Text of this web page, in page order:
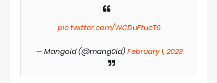
pic.twitter.com/WCDuFtucT6
— Mangold (@mang0ld)February 1, 2023